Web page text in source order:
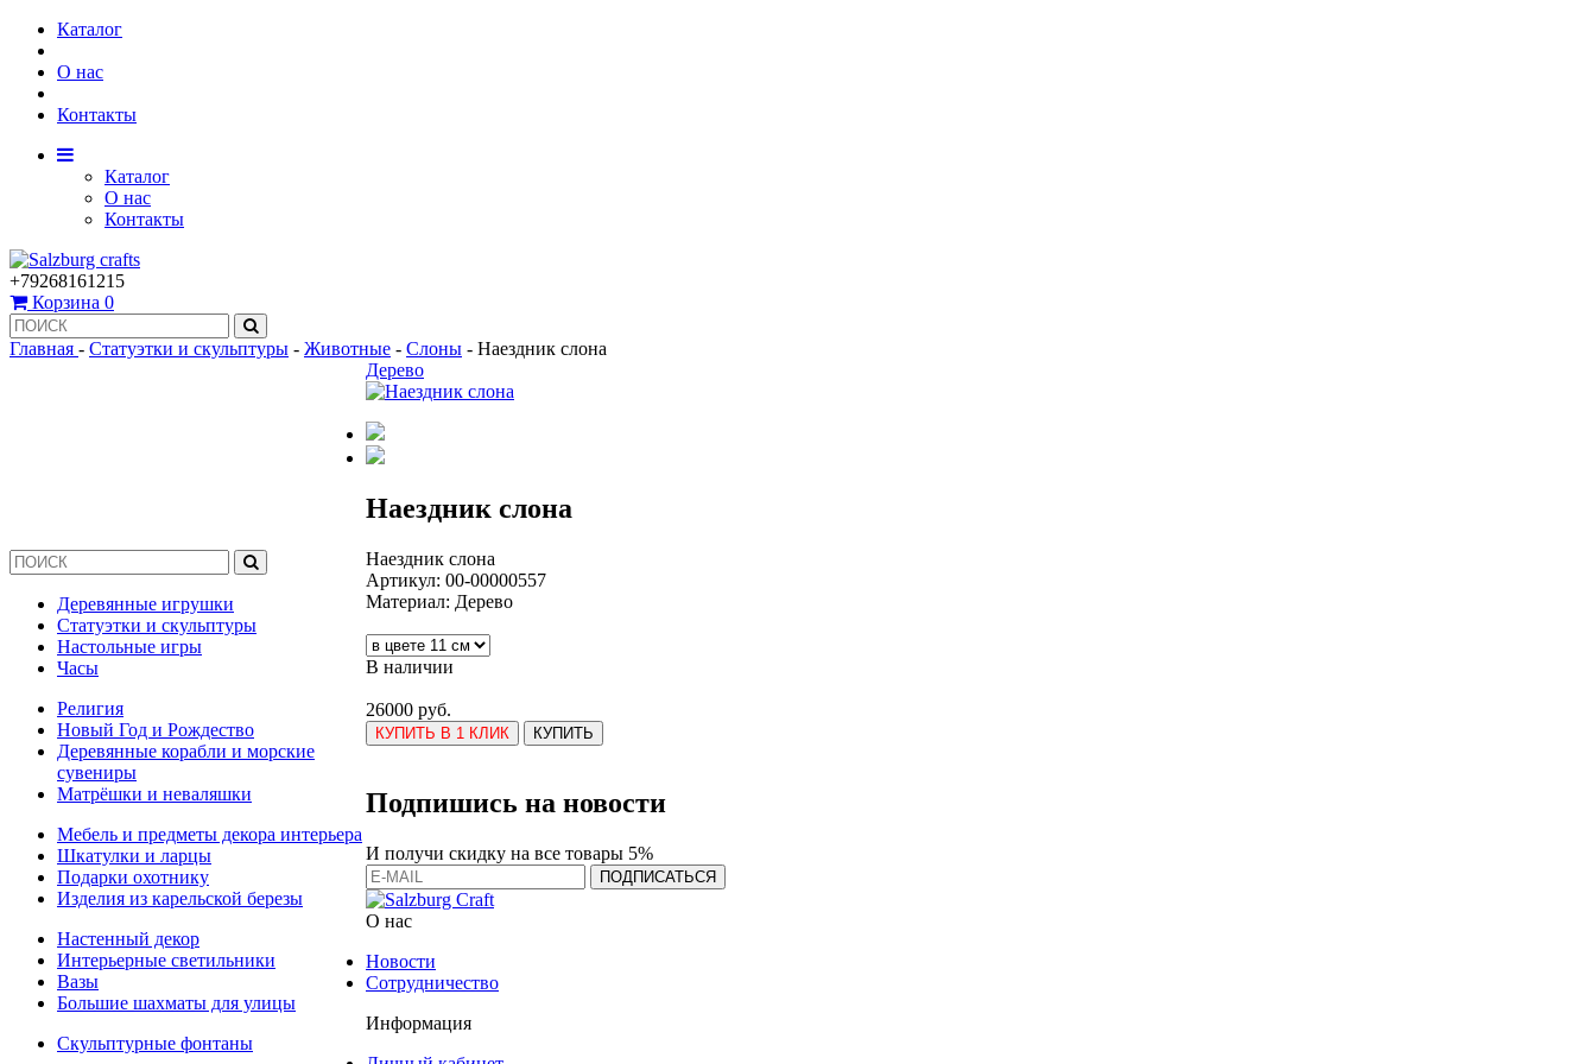
Каталог
О нас
Контакты
Каталог
О нас
Контакты
+79268161215
Корзина 0
Главная - Статуэтки и скульптуры - Животные - Слоны - Наездник слона
Деревянные игрушки
Статуэтки и скульптуры
Настольные игры
Часы
Религия
Новый Год и Рождество
Деревянные корабли и морские
сувениры
Матрёшки и неваляшки
Мебель и предметы декора интерьера
Шкатулки и ларцы
Подарки охотнику
Изделия из карельской березы
Настенный декор
Интерьерные светильники
Вазы
Большие шахматы для улицы
Скульптурные фонтаны
Дерево
Наездник слона
Наездник слона
Артикул: 00-00000557
Материал: Дерево
В наличии
26000 руб.
КУПИТЬ В 1 КЛИК КУПИТЬ
Подпишись на новости
И получи скидку на все товары 5%
О нас
Новости
Сотрудничество
Информация